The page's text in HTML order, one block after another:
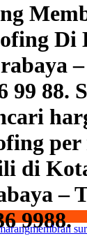
Di
99 88.
di
–
9988.
membran